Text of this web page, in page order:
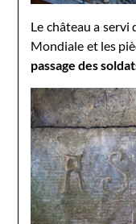
Le château a
Mondiale et les
passage des